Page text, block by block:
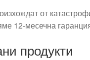
от
12-месечна
продукти